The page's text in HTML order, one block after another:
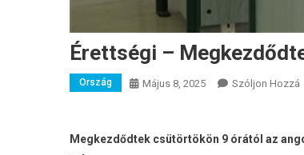
Érettségi –
Ország Május 8, 2025 Szóljon Hozzá
Megkezdődtek csütörtökön 9 órától az